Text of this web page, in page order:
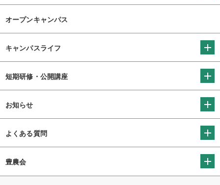
オープンキャンパス
キャンパスライフ
短期研修・公開講座
お知らせ
よくある質問
豊農会